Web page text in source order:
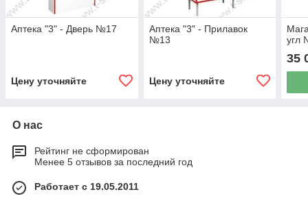
Аптека "3" - Дверь №17
Цену уточняйте
Аптека "3" - Прилавок
№13
Цену уточняйте
угл
35
О нас
Рейтинг не сформирован
Менее 5 отзывов за последний год
Работает с 19.05.2011